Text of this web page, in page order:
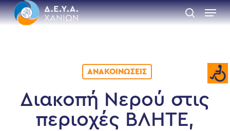
Skip
to
main
search
Menu
ΑΝΑΚΟΙΝΏΣΕΙΣ
Διακοπή Νερού στις
περιοχές ΒΛΗΤΕ,